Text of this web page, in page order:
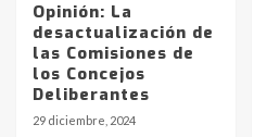
Opinión: La
desactualización de
las Comisiones de
los Concejos
Deliberantes
29 diciembre, 2024